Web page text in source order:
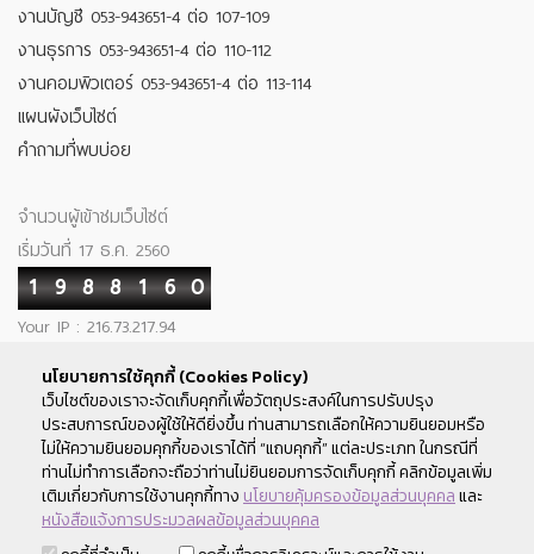
งานบัญชี 053-943651-4 ต่อ 107-109
งานธุรการ 053-943651-4 ต่อ 110-112
งานคอมพิวเตอร์ 053-943651-4 ต่อ 113-114
แผนผังเว็บไซต์
คำถามที่พบบ่อย
จำนวนผู้เข้าชมเว็บไซต์
เริ่มวันที่ 17 ธ.ค. 2560
1 9 8 8 1 6 0
Your IP : 216.73.217.94
ติดตามเรา
Savingscmu
สงวนลิขสิทธิ์ พ.ศ.2560 สหกรณ์ออมทรัพย์มหาวิทยาลัยเชียงใหม่ ©
นโยบายการใช้คุกกี้ (Cookies Policy)
เว็บไซต์ของเราจะจัดเก็บคุกกี้เพื่อวัตถุประสงค์ในการปรับปรุง
ประสบการณ์ของผู้ใช้ให้ดียิ่งขึ้น ท่านสามารถเลือกให้ความยินยอมหรือ
ไม่ให้ความยินยอมคุกกี้ของเราได้ที่ “แถบคุกกี้” แต่ละประเภท ในกรณีที่
ท่านไม่ทำการเลือกจะถือว่าท่านไม่ยินยอมการจัดเก็บคุกกี้ คลิกข้อมูลเพิ่ม
เติมเกี่ยวกับการใช้งานคุกกี้ทาง นโยบายคุ้มครองข้อมูลส่วนบุคคลและ
หนังสือแจ้งการประมวลผลข้อมูลส่วนบุคคล